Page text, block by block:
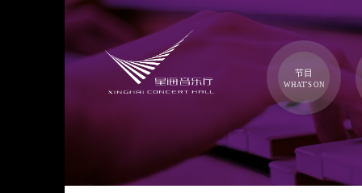
节目
WHAT'S ON